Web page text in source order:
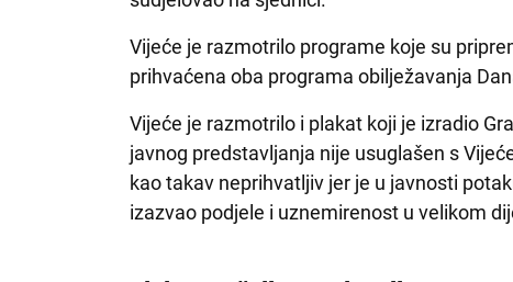
Vijeće je razmotrilo programe koje su
prihvaćena oba programa obilježavanja
Vijeće je razmotrilo i plakat koji je izradio
javnog predstavljanja nije usuglašen s
kao takav neprihvatljiv jer je u javnosti
izazvao podjele i uznemirenost u velikom